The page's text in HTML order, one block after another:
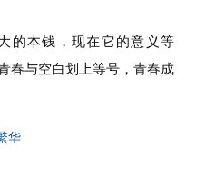
的本钱，现在它的意义等
春与空白划上等号，青春成
华